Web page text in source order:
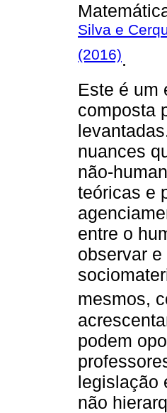
Silva e
(2016).
Este é um
composta
nuances
não-
teóricas e
entre o
observar
mesmos,
podem
legislação
não